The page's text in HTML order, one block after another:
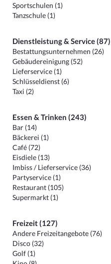
Sportschulen (1)
Tanzschule (1)
Dienstleistung & Service (87)
Bestattungsunternehmen (26)
Gebäudereinigung (52)
Lieferservice (1)
Schlüsseldienst (6)
Taxi (2)
Essen & Trinken (243)
Bar (14)
Bäckerei (1)
Café (72)
Eisdiele (13)
Imbiss / Lieferservice (36)
Partyservice (1)
Restaurant (105)
Supermarkt (1)
Freizeit (127)
Andere Freizeitangebote (76)
Disco (32)
Golf (1)